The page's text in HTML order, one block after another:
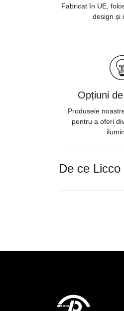
Fabricat în UE,
design și
Opțiuni
Produsele
pentru a oferi
De ce